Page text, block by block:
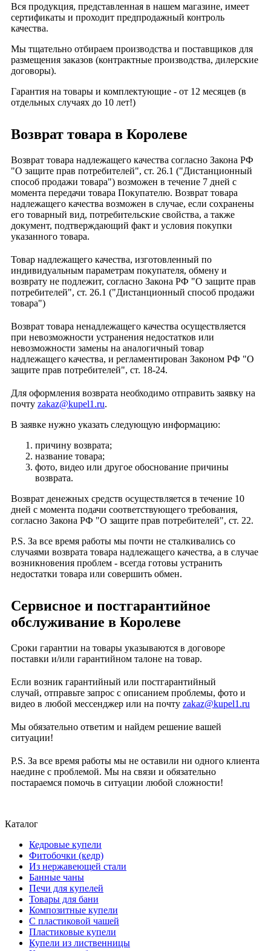
Вся продукция, представленная в нашем магазине, имеет
сертификаты и проходит предпродажный контроль
качества.
Мы тщательно отбираем производства и поставщиков для
размещения заказов (контрактные производства, дилерские
договоры).
Гарантия на товары и комплектующие - от 12 месяцев (в
отдельных случаях до 10 лет!)
Возврат товара в Королеве
Возврат товара надлежащего качества согласно Закона РФ
"О защите прав потребителей", ст. 26.1 ("Дистанционный
способ продажи товара") возможен в течение 7 дней с
момента передачи товара Покупателю. Возврат товара
надлежащего качества возможен в случае, если сохранены
его товарный вид, потребительские свойства, а также
документ, подтверждающий факт и условия покупки
указанного товара.
Товар надлежащего качества, изготовленный по
индивидуальным параметрам покупателя, обмену и
возврату не подлежит, согласно Закона РФ "О защите прав
потребителей", ст. 26.1 ("Дистанционный способ продажи
товара")
Возврат товара ненадлежащего качества осуществляется
при невозможности устранения недостатков или
невозможности замены на аналогичный товар
надлежащего качества, и регламентирован Законом РФ "О
защите прав потребителей", ст. 18-24.
Для оформления возврата необходимо отправить заявку на
почту zakaz@kupel1.ru.
В заявке нужно указать следующую информацию:
причину возврата;
название товара;
фото, видео или другое обоснование причины
возврата.
Возврат денежных средств осуществляется в течение 10
дней с момента подачи соответствующего требования,
согласно Закона РФ "О защите прав потребителей", ст. 22.
P.S. За все время работы мы почти не сталкивались со
случаями возврата товара надлежащего качества, а в случае
возникновения проблем - всегда готовы устранить
недостатки товара или совершить обмен.
Сервисное и постгарантийное
обслуживание в Королеве
Сроки гарантии на товары указываются в договоре
поставки и/или гарантийном талоне на товар.
Если возник гарантийный или постгарантийный
случай, отправьте запрос c описанием проблемы, фото и
видео в любой мессенджер или на почту zakaz@kupel1.ru
Мы обязательно ответим и найдем решение вашей
ситуации!
P.S. За все время работы мы не оставили ни одного клиента
наедине с проблемой. Мы на связи и обязательно
постараемся помочь в ситуации любой сложности!
Каталог
Кедровые купели
Фитобочки (кедр)
Из нержавеющей стали
Банные чаны
Печи для купелей
Товары для бани
Композитные купели
С пластиковой чашей
Пластиковые купели
Купели из лиственницы